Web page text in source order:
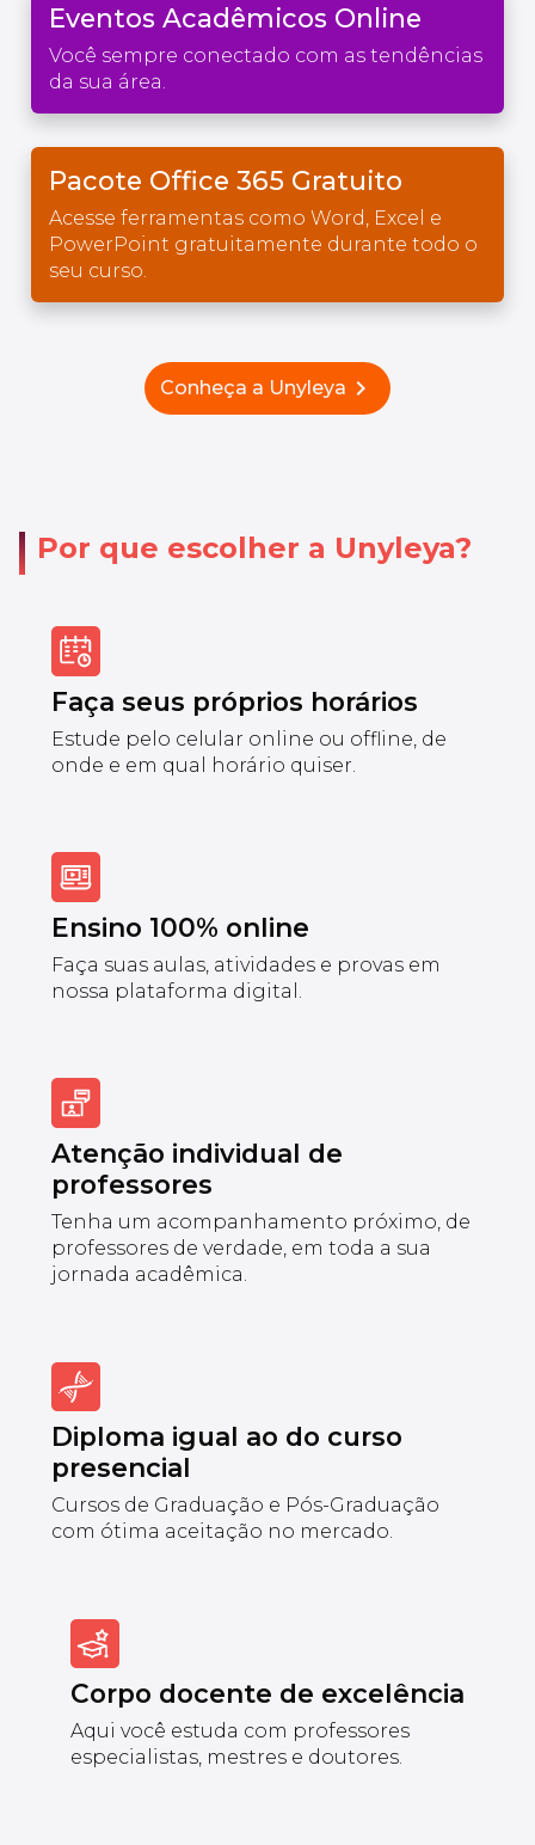
Eventos Acadêmicos Online
Você sempre conectado com as tendências
da sua área.
Pacote Office 365 Gratuito
Acesse ferramentas como Word, Excel e
PowerPoint gratuitamente durante todo o
seu curso.
Conheça a Unyleya chevron_right
Por que escolher a Unyleya?
Faça seus próprios horários
Estude pelo celular online ou offline, de
onde e em qual horário quiser.
Ensino 100% online
Faça suas aulas, atividades e provas em
nossa plataforma digital.
Atenção individual de
professores
Tenha um acompanhamento próximo, de
professores de verdade, em toda a sua
jornada acadêmica.
Diploma igual ao do curso
presencial
Cursos de Graduação e Pós-Graduação
com ótima aceitação no mercado.
Corpo docente de excelência
Aqui você estuda com professores
especialistas, mestres e doutores.